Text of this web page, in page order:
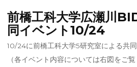
前橋工科大学広瀬川
同イベント10/24
10/24に前橋工科大学5研究室による共同
（各イベント内容については右図をご覧